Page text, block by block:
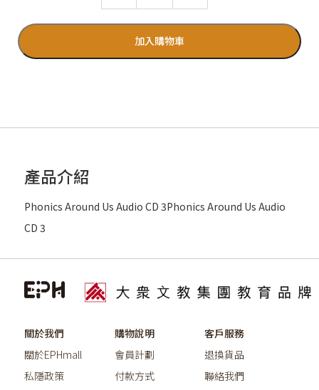
加入購物車
產品介紹
Phonics Around Us Audio CD 3Phonics Around Us Audio
CD 3
關於我們
關於EPHmall
私隱政策
購物說明
會員計劃
付款方式
客戶服務
退換貨品
聯絡我們